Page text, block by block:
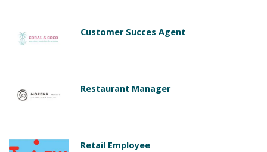
Customer Succes Agent
Restaurant Manager
Retail Employee